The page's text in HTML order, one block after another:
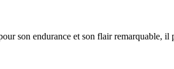
son endurance et son flair remarquable, il